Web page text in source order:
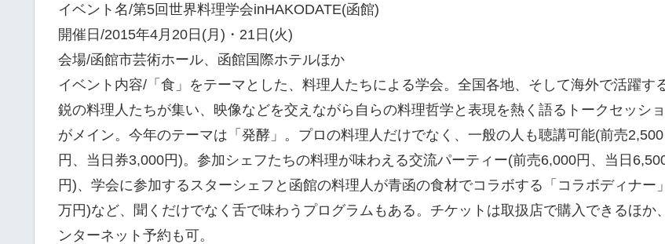
イベント名/第5回世界料理学会inHAKODATE(函館)
開催日/2015年4月20日(月)・21日(火)
会場/函館市芸術ホール、函館国際ホテルほか
イベント内容/「食」をテーマとした、料理人たちによる学会。全国各地、そして海外で活躍す
鋭の料理人たちが集い、映像などを交えながら自らの料理哲学と表現を熱く語るトークセッシ
がメイン。今年のテーマは「発酵」。プロの料理人だけでなく、一般の人も聴講可能(前売2,500
円、当日券3,000円)。参加シェフたちの料理が味わえる交流パーティー(前売6,000円、当日
円)、学会に参加するスターシェフと函館の料理人が青函の食材でコラボする「コラボディナー
万円)など、聞くだけでなく舌で味わうプログラムもある。チケットは取扱店で購入できるほか
ンターネット予約も可。